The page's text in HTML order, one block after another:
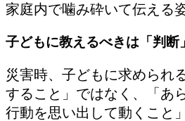
家庭内で噛み砕いて伝える
子どもに教えるべきは「判断
災害時、子どもに求められ
すること」ではなく、「あ
行動を思い出して動くこと